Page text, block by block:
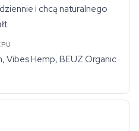
i chcą naturalnego
Vibes Hemp, BEUZ Organic